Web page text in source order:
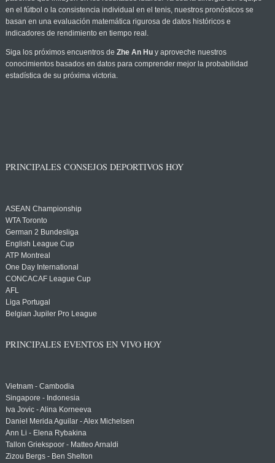
en el fútbol o la consistencia individual en el tenis, nuestros pronósticos se
basan en una evaluación matemática rigurosa de datos históricos e
indicadores de rendimiento en tiempo real.
Siga los próximos encuentros de Zhe An Huy aproveche nuestros
conocimientos basados en datos para comprender mejor la probabilidad
estadística de su próxima victoria.
PRINCIPALES CONSEJOS DEPORTIVOS HOY
ASEAN Championship
WTA Toronto
German 2 Bundesliga
English League Cup
ATP Montreal
One Day International
CONCACAF League Cup
AFL
Liga Portugal
Belgian Jupiler Pro League
PRINCIPALES EVENTOS EN VIVO HOY
Vietnam - Cambodia
Singapore - Indonesia
Iva Jovic - Alina Korneeva
Daniel Merida Aguilar - Alex Michelsen
Ann Li - Elena Rybakina
Tallon Griekspoor - Matteo Arnaldi
Zizou Bergs - Ben Shelton